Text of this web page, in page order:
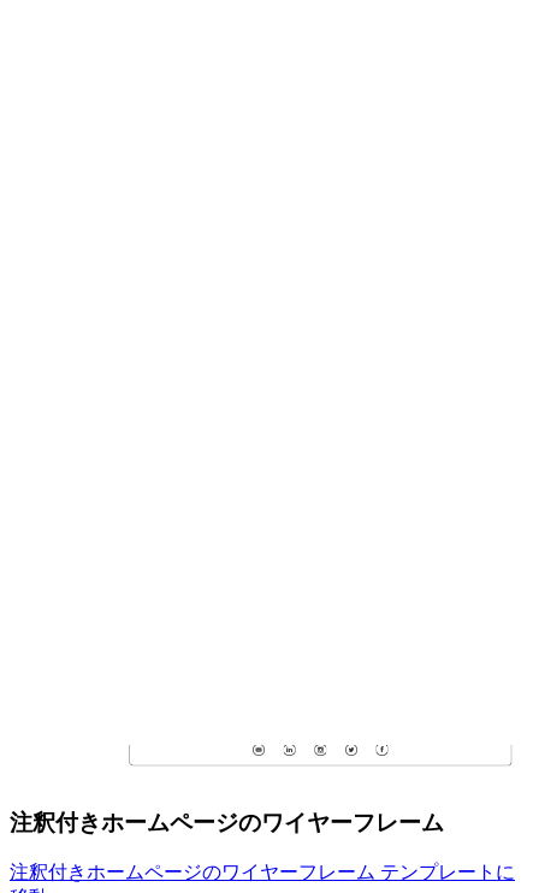
注釈付きホームページのワイヤーフレーム
注釈付きホームページのワイヤーフレーム テンプレートに